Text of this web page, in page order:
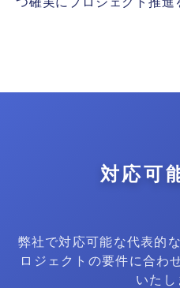
対応可
弊社で対応可能な代表的
ロジェクトの要件に合わ
いたし